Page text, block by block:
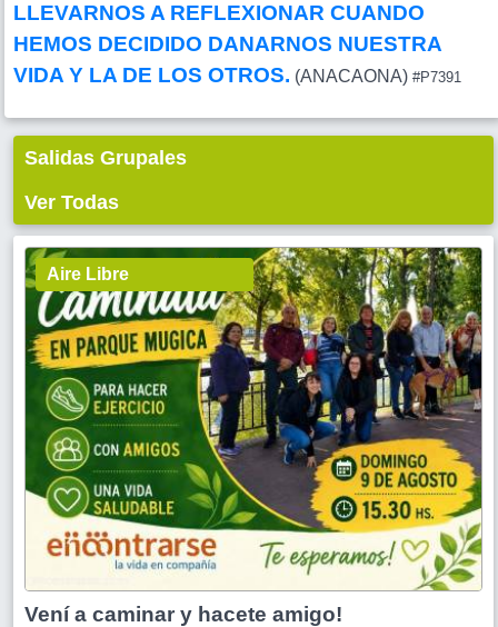
LLEVARNOS A REFLEXIONAR CUANDO
HEMOS DECIDIDO DANARNOS NUESTRA
VIDA Y LA DE LOS OTROS. (ANACAONA) #P7391
Salidas Grupales
Ver Todas
Aire Libre
Vení a caminar y hacete amigo!